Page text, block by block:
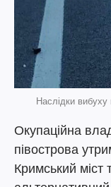
Наслідки
Окупаційна
півострова
Кримський міст